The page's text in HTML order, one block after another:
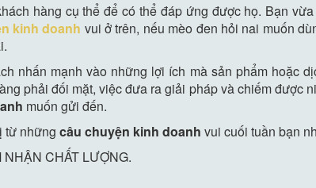
hàng cụ thể để có thể đáp ứng được họ. Bạn
kinh doanh vui ở trên, nếu mèo đen hỏi nai muốn
nhấn mạnh vào những lợi ích mà sản phẩm hoặc
phải đối mặt, việc đưa ra giải pháp và chiếm được
muốn gửi đến.
từ nhữngcâu chuyện kinh doanhvui cuối tuần bạn
CHẤT LƯỢNG.